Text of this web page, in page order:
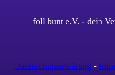
foll bunt e.V. - dein
Datenschutzerklärung -